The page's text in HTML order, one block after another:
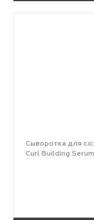
Сыворотка для
Curl Building Serum